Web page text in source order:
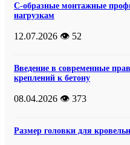
С-образные монтажные
нагрузкам
12.07.2026 👁️ 52
Введение в современные
креплений к бетону
08.04.2026 👁️ 373
Размер головки для